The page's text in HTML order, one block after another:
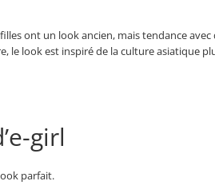
ont un look ancien, mais tendance avec
look est inspiré de la culture asiatique
girl
parfait.